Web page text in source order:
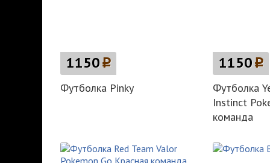
1150p
Футболка Pinky
1150p
Футболка
Instinct
команда